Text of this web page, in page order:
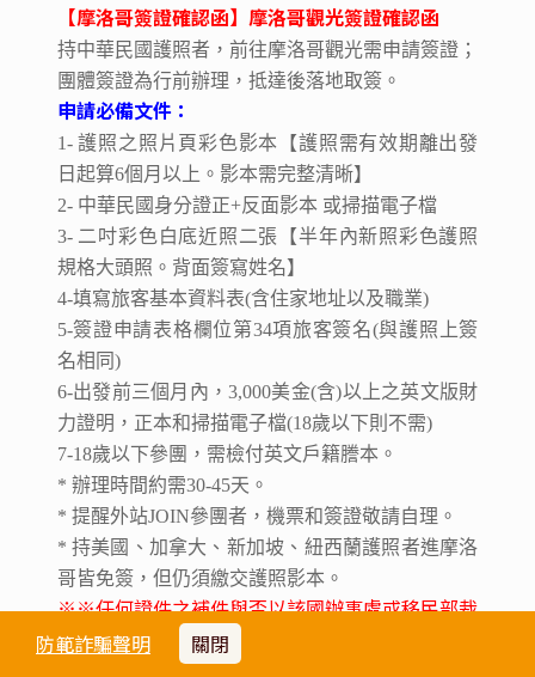
防範詐騙聲明 關閉
【摩洛哥簽證確認函】摩洛哥觀光簽證確認函
持中華民國護照者，前往摩洛哥觀光需申請簽證；
團體簽證為行前辦理，抵達後落地取簽。
申請必備文件：
1- 護照之照片頁彩色影本【護照需有效期離出發
日起算6個月以上。影本需完整清晰】
2- 中華民國身分證正+反面影本 或掃描電子檔
3- 二吋彩色白底近照二張【半年內新照彩色護照
規格大頭照。背面簽寫姓名】
4-填寫旅客基本資料表(含住家地址以及職業)
5-簽證申請表格欄位第34項旅客簽名(與護照上簽
名相同)
6-出發前三個月內，3,000美金(含)以上之英文版財
力證明，正本和掃描電子檔(18歲以下則不需)
7-18歲以下參團，需檢付英文戶籍謄本。
* 辦理時間約需30-45天。
* 提醒外站JOIN參團者，機票和簽證敬請自理。
* 持美國、加拿大、新加坡、紐西蘭護照者進摩洛
哥皆免簽，但仍須繳交護照影本。
※※任何證件之補件與否以該國辦事處或移民部裁
定為主，若退件或無法核發，簽證費用無法退還